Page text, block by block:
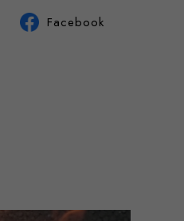
Facebook